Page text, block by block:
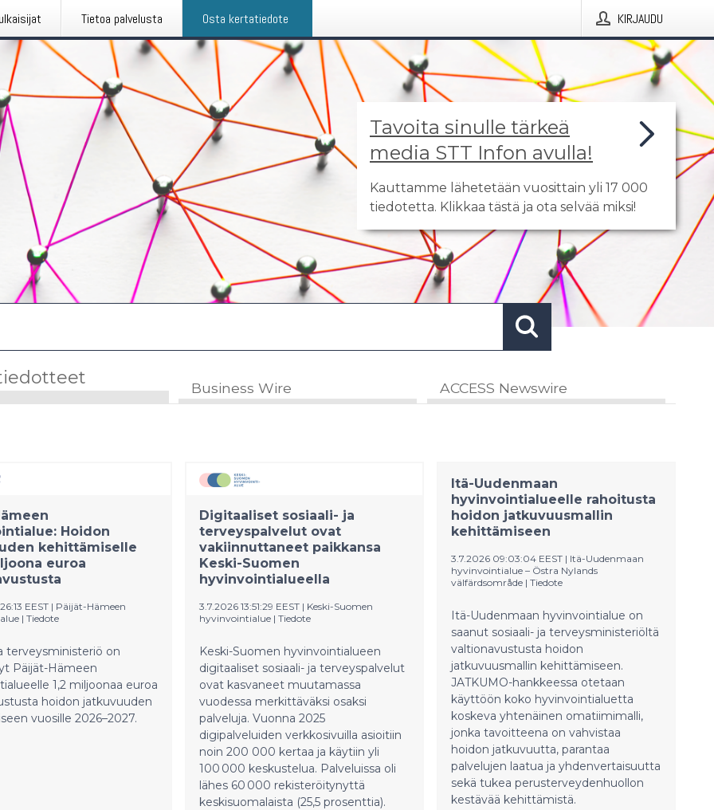
Tietoa palvelusta Osta kertatiedote KIRJAUDU
Tavoita sinulle tärkeä
media STT Infon avulla!
Kauttamme lähetetään vuosittain yli 17 000
tiedotetta. Klikkaa tästä ja ota selvää miksi!
Business Wire ACCESS Newswire
Hoidon
kehittämiselle
euroa
EEST | Päijät-Hämeen
| Tiedote
terveysministeriö on
Päijät-Hämeen
1,2 miljoonaa euroa
hoidon jatkuvuuden
vuosille 2026–2027.
Digitaaliset sosiaali- ja
terveyspalvelut ovat
vakiinnuttaneet paikkansa
Keski-Suomen
hyvinvointialueella
3.7.2026 13:51:29 EEST | Keski-Suomen
hyvinvointialue | Tiedote
Keski-Suomen hyvinvointialueen
digitaaliset sosiaali- ja terveyspalvelut
ovat kasvaneet muutamassa
vuodessa merkittäväksi osaksi
palveluja. Vuonna 2025
digipalveluiden verkkosivuilla asioitiin
noin 200 000 kertaa ja käytiin yli
100 000 keskustelua. Palveluissa oli
lähes 60 000 rekisteröitynyttä
keskisuomalaista (25,5 prosenttia).
Itä-Uudenmaan
hyvinvointialueelle rahoitusta
hoidon jatkuvuusmallin
kehittämiseen
3.7.2026 09:03:04 EEST | Itä-Uudenmaan
hyvinvointialue – Östra Nylands
välfärdsområde | Tiedote
Itä-Uudenmaan hyvinvointialue on
saanut sosiaali- ja terveysministeriöltä
valtionavustusta hoidon
jatkuvuusmallin kehittämiseen.
JATKUMO-hankkeessa otetaan
käyttöön koko hyvinvointialuetta
koskeva yhtenäinen omatiimimalli,
jonka tavoitteena on vahvistaa
hoidon jatkuvuutta, parantaa
palvelujen laatua ja yhdenvertaisuutta
sekä tukea perusterveydenhuollon
kestävää kehittämistä.